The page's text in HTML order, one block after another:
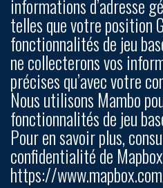
informations d’adresse
telles que votre position
fonctionnalités de jeu
ne collecterons vos
précises qu’avec votre
Nous utilisons Mambo
fonctionnalités de jeu
Pour en savoir plus,
confidentialité de
https://